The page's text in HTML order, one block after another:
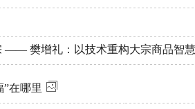
—— 樊增礼：以技术重构大宗商品智
”在哪里